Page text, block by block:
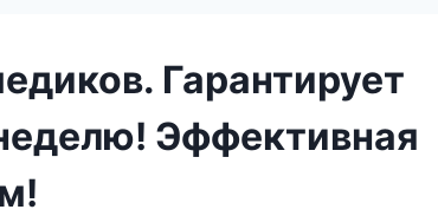
Гарантирует
Эффективная